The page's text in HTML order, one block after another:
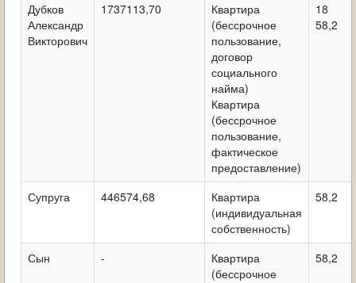
Дубков
Александр
Викторович
1737113,70
Квартира
(бессрочное
пользование,
договор
социального
найма)
Квартира
(бессрочное
пользование,
фактическое
предоставление)
18
58,2
Супруга 446574,68
Квартира
(индивидуальная
собственность)
58,2
Сын -
Квартира
(бессрочное
58,2